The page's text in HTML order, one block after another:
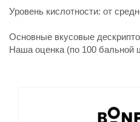
Уровень кислотности: от
Основные вкусовые
Наша оценка (по 100 бальной